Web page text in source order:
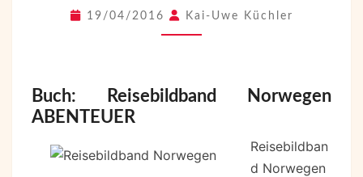
ABENTEUER
19/04/2016 Kai-Uwe Küchler
Buch: Reisebildband Norwegen
ABENTEUER
Reisebildban
d Norwegen